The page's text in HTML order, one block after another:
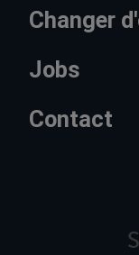
Changer
Jobs
Contact